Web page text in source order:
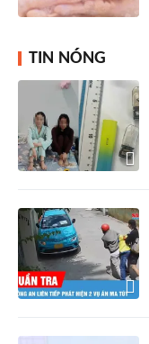
TIN NÓNG